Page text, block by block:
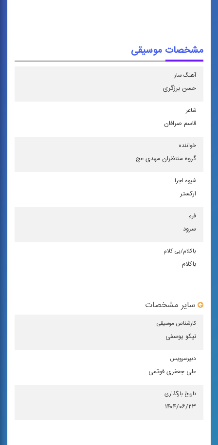
مشخصات موسیقی
آهنگ ساز
حسن برزگری
شاعر
قاسم صرافان
خواننده
گروه منتظران مهدی عج
شیوه اجرا
اركستر
فرم
سرود
باكلام/بی كلام
باکلام
سایر مشخصات
كارشناس موسیقی
نیکو یوسفی
دبیرسرویس
علی جعفری فوتمی
تاریخ بارگذاری
۱۴۰۴/۰۶/۲۳